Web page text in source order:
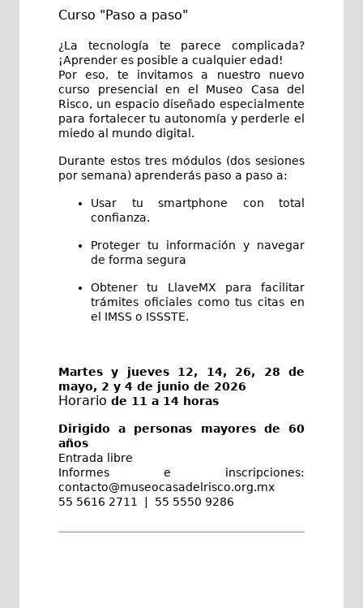
Curso "Paso a paso"
¿La tecnología te parece complicada?
¡Aprender es posible a cualquier edad!
Por eso, te invitamos a nuestro nuevo
curso presencial en el Museo Casa del
Risco, un espacio diseñado especialmente
para fortalecer tu autonomía y perderle el
miedo al mundo digital.
Durante estos tres módulos (dos sesiones
por semana) aprenderás paso a paso a:
Usar tu smartphone con total
confianza.
Proteger tu información y navegar
de forma segura
Obtener tu LlaveMX para facilitar
trámites oficiales como tus citas en
el IMSS o ISSSTE.
Martes y jueves 12, 14, 26, 28 de
mayo, 2 y 4 de junio de 2026
Horario de 11 a 14 horas
Dirigido a personas mayores de 60
años
Entrada libre
Informes e inscripciones:
contacto@museocasadelrisco.org.mx
55 5616 2711 | 55 5550 9286